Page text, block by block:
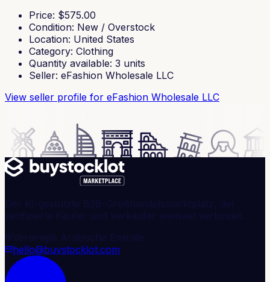
Price: $575.00
Condition: New / Overstock
Location: United States
Category: Clothing
Quantity available: 3 units
Seller: eFashion Wholesale LLC
View seller profile for eFashion Wholesale LLC
Der KI-gestützte B2B-Großhandelsmarktplatz, der
verifizierte Käufer und Verkäufer weltweit verbindet.
Vereinigte Arabische Emirate
hello@buystocklot.com